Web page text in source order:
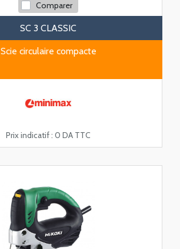
Comparer
SC 3 CLASSIC
Scie circulaire compacte
Prix indicatif : 0 DA TTC